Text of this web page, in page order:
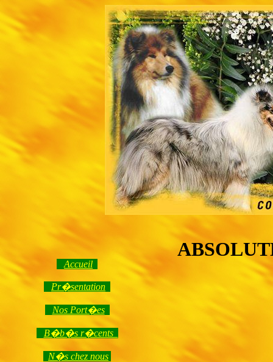
Accueil
Pr�sentation
Nos Port�es
B�b�s r�cents
N�s chez nous